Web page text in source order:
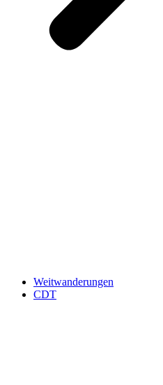
Weitwanderungen
CDT